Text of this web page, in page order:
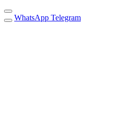
WhatsApp Telegram